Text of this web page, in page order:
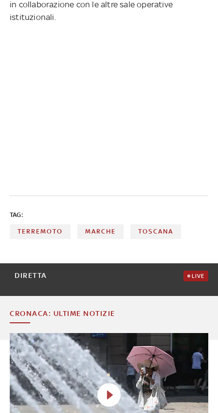
in collaborazione con le altre sale operative
istituzionali.
TAG:
TERREMOTO MARCHE TOSCANA
DIRETTA LIVE
CRONACA: ULTIME NOTIZIE